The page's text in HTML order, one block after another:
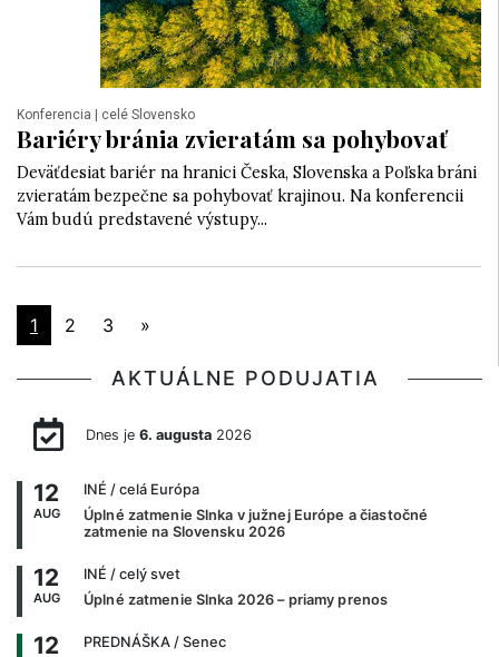
Konferencia | celé Slovensko
Bariéry bránia zvieratám sa pohybovať
Deväťdesiat bariér na hranici Česka, Slovenska a Poľska bráni
zvieratám bezpečne sa pohybovať krajinou. Na konferencii
Vám budú predstavené výstupy...
1 2 3 »
AKTUÁLNE PODUJATIA
Dnes je 6. augusta2026
12
AUG
INÉ / celá Európa
Úplné zatmenie Slnka v južnej Európe a čiastočné
zatmenie na Slovensku 2026
12
AUG
INÉ / celý svet
Úplné zatmenie Slnka 2026 – priamy prenos
12 PREDNÁŠKA / Senec